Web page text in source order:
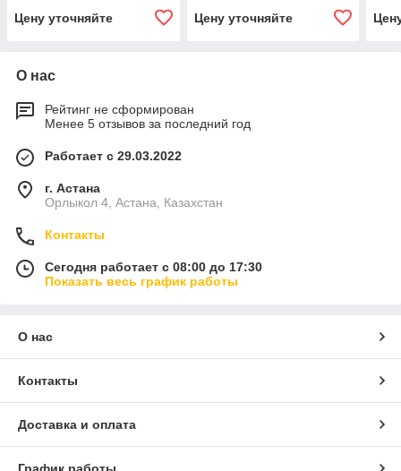
Цену уточняйте Цену уточняйте
О нас
Рейтинг не сформирован
Менее 5 отзывов за последний год
Работает с 29.03.2022
г. Астана
Орлыкол 4, Астана, Казахстан
Контакты
Сегодня работает с 08:00 до 17:30
Показать весь график работы
О нас
Контакты
Доставка и оплата